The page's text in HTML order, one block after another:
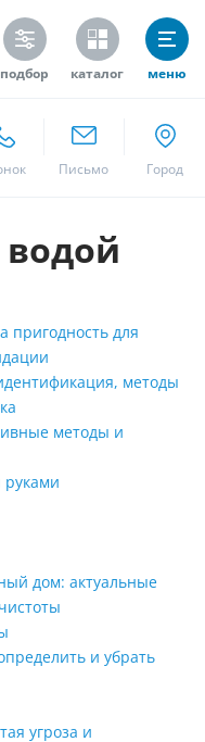
подбор каталог меню
пригодность для
методы
методы и
руками
дом: актуальные
и убрать
угроза и